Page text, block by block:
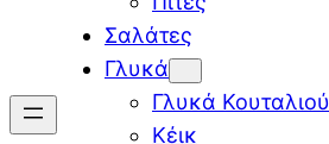
Σαλάτες
Γλυκά
Γλυκά Κουταλιού
Κέικ